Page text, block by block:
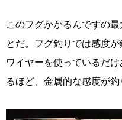
このフグかかるんですの
とだ。フグ釣りでは感度
ワイヤーを使っているだ
るほど、金属的な感度が釣